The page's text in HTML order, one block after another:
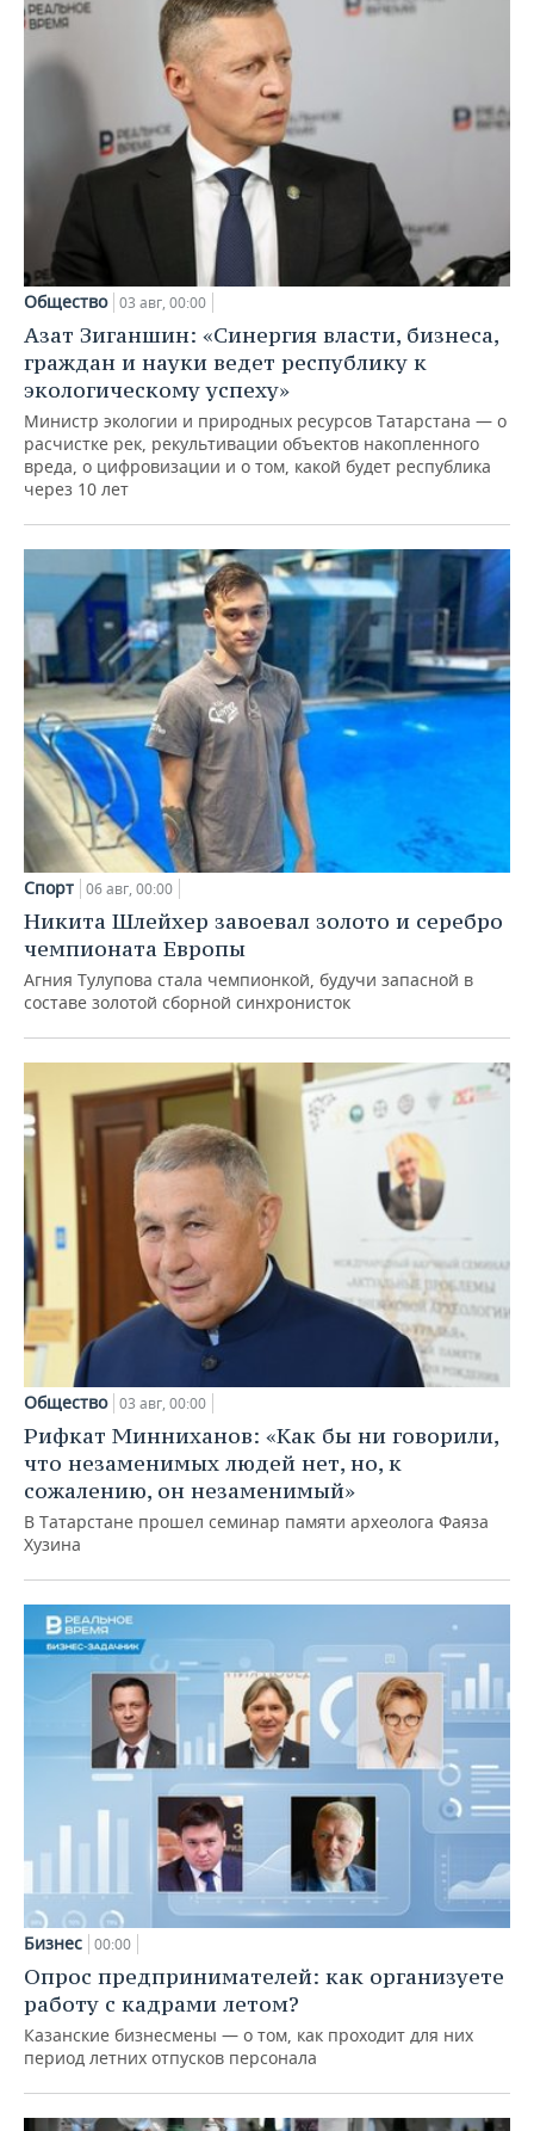
Общество 03 авг, 00:00
Азат Зиганшин: «Синергия власти, бизнеса,
граждан и науки ведет республику к
экологическому успеху»
Министр экологии и природных ресурсов Татарстана — о
расчистке рек, рекультивации объектов накопленного
вреда, о цифровизации и о том, какой будет республика
через 10 лет
Спорт 06 авг, 00:00
Никита Шлейхер завоевал золото и серебро
чемпионата Европы
Агния Тулупова стала чемпионкой, будучи запасной в
составе золотой сборной синхронисток
Общество 03 авг, 00:00
Рифкат Минниханов: «Как бы ни говорили,
что незаменимых людей нет, но, к
сожалению, он незаменимый»
В Татарстане прошел семинар памяти археолога Фаяза
Хузина
Бизнес 00:00
Опрос предпринимателей: как организуете
работу с кадрами летом?
Казанские бизнесмены — о том, как проходит для них
период летних отпусков персонала